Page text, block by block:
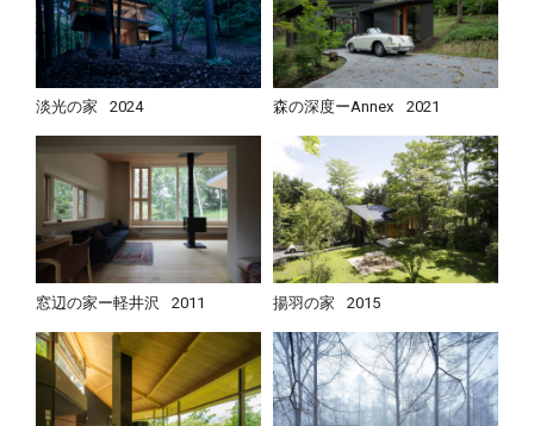
淡光の家 2024 森の深度ーAnnex 2021
窓辺の家ー軽井沢 2011 揚羽の家 2015